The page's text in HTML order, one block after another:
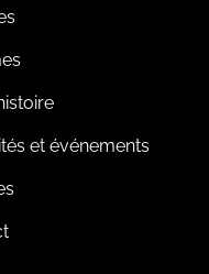
et événements